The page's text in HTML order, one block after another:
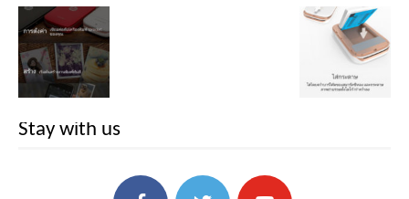
Stay with us